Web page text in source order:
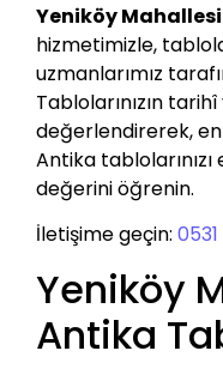
Yeniköy
hizmetimizle,
uzmanlarımız
Tablolarınızın
değerlendirerek, en
Antika
değerini öğrenin.
İletişime geçin:
Yeniköy
Antika